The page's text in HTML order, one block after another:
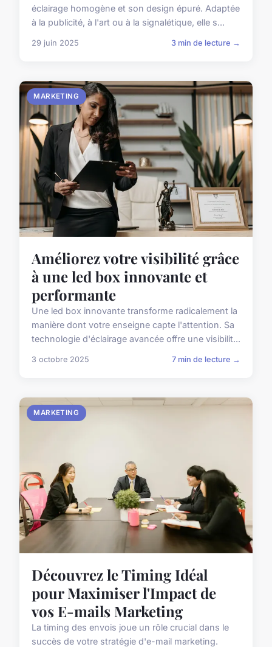
éclairage homogène et son design épuré. Adaptée
à la publicité, à l'art ou à la signalétique, elle s...
29 juin 2025 3 min de lecture →
MARKETING
Améliorez votre visibilité grâce
à une led box innovante et
performante
Une led box innovante transforme radicalement la
manière dont votre enseigne capte l'attention. Sa
technologie d'éclairage avancée offre une visibilit...
3 octobre 2025 7 min de lecture →
MARKETING
Découvrez le Timing Idéal
pour Maximiser l'Impact de
vos E-mails Marketing
La timing des envois joue un rôle crucial dans le
succès de votre stratégie d'e-mail marketing.